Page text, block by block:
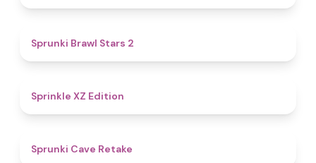
Sprunki Brawl Stars 2
Sprinkle XZ Edition
Sprunki Cave Retake